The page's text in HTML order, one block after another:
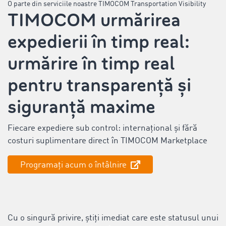
O parte din serviciile noastre TIMOCOM Transportation Visibility
TIMOCOM urmărirea
expedierii în timp real:
urmărire în timp real
pentru transparență și
siguranță maxime
Fiecare expediere sub control: internațional și fără
costuri suplimentare direct în TIMOCOM Marketplace
Programați acum o întâlnire
Cu o singură privire, știți imediat care este statusul unui